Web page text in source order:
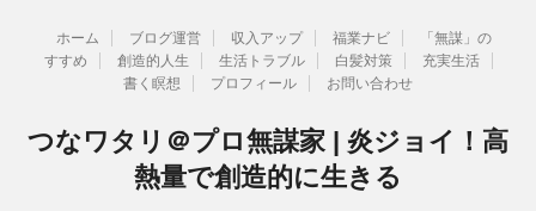
ホーム ブログ運営 収入アップ 福業ナビ
「無謀」の
すすめ
創造的人生 生活トラブル 白髪対策
充実生活
書く瞑想
プロフィール お問い合わせ
つなワタリ＠プロ無謀家 | 炎ジョイ！高
熱量で創造的に生きる